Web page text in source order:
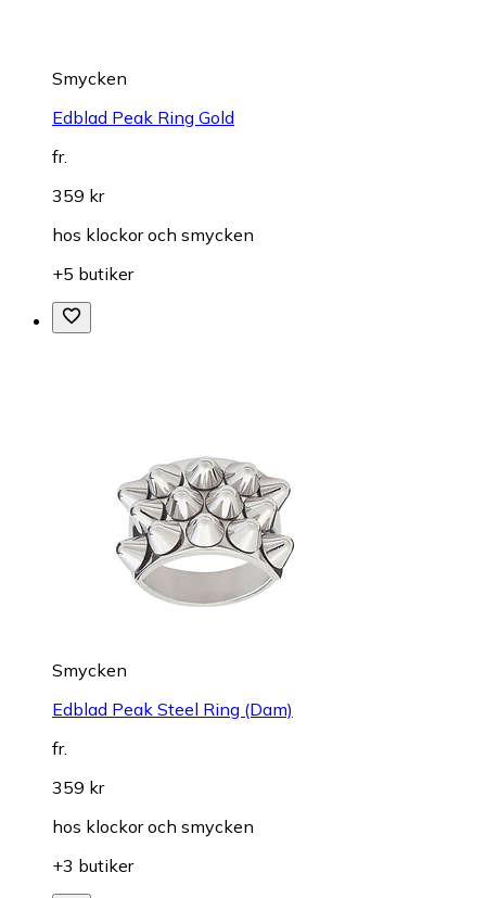
Smycken
Edblad Peak Ring Gold
fr.
359 kr
hos klockor och smycken
+5 butiker
Smycken
Edblad Peak Steel Ring (Dam)
fr.
359 kr
hos klockor och smycken
+3 butiker